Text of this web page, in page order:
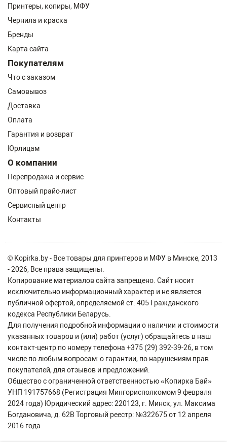
Принтеры, копиры, МФУ
Чернила и краска
Бренды
Карта сайта
Покупателям
Что с заказом
Самовывоз
Доставка
Оплата
Гарантия и возврат
Юрлицам
О компании
Перепродажа и сервис
Оптовый прайс-лист
Сервисный центр
Контакты
© Kopirka.by - Все товары для принтеров и МФУ в Минске, 2013
- 2026, Все права защищены.
Копирование материалов сайта запрещено. Сайт носит
исключительно информационный характер и не является
публичной офертой, определяемой ст. 405 Гражданского
кодекса Республики Беларусь.
Для получения подробной информации о наличии и стоимости
указанных товаров и (или) работ (услуг) обращайтесь в наш
контакт-центр по номеру телефона +375 (29) 392-39-26, в том
числе по любым вопросам: о гарантии, по нарушениям прав
покупателей, для отзывов и предложений.
Общество с ограниченной ответственностью «Копирка Бай»
УНП 191757668 (Регистрация Мингорисполкомом 9 февраля
2024 года) Юридический адрес: 220123, г. Минск, ул. Максима
Богдановича, д. 62В Торговый реестр: №322675 от 12 апреля
2016 года